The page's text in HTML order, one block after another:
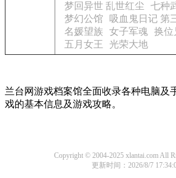
梦回异世 乱世红尘
七种
梦幻公馆
吸血鬼日记 第
名媛望族
女子军魂 换位
五月女王
光荣大地
兰台网游戏档案馆全面收录各种电脑及
戏的基本信息及游戏攻略。
Copyright © 2004-2025 xlantai.com All
更新时间：2026/8/7